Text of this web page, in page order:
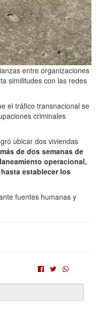
entre organizaciones
similitudes con las redes
el tráfico transnacional se
criminales
ubicar dos viviendas
de dos semanas de
operacional,
establecer los
fuentes humanas y